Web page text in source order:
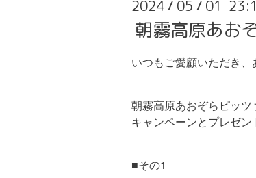
2024 / 05 / 01
朝霧高原あお
いつもご愛顧いただき
朝霧高原あおぞらピッツ
キャンペーンとプレゼ
■その1